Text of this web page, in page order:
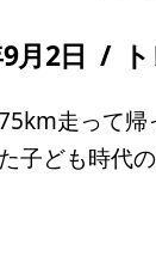
月2日 /
走って
子ども時代